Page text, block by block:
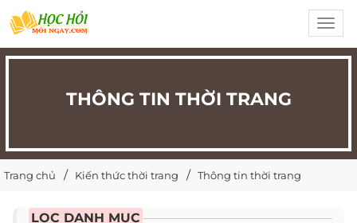
THÔNG TIN THỜI TRANG
Trang chủ Kiến thức thời trang Thông tin thời trang
LỌC DANH MỤC